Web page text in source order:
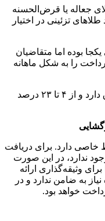
جعاله یا قرض‌الحسنه
تزئینی در اختیار
میلیون تومانی یکجا بوده اما متقاضیان
بازپرداخت را به شکل ماهانه
سود وام‌های مختلف بانک کارگشایی فرق دارد و از ۴ تا ۲۳ درصد
خاصی دارد. برای دریافت
ندارد، در این صورت
وثیقه‌گذاری ارائه
به ضامن ندارد و در
خواهد بود.